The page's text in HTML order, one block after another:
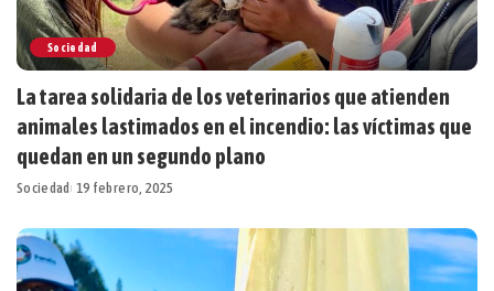
Sociedad
La tarea solidaria de los veterinarios que atienden
animales lastimados en el incendio: las víctimas que
quedan en un segundo plano
Sociedad 19 febrero, 2025